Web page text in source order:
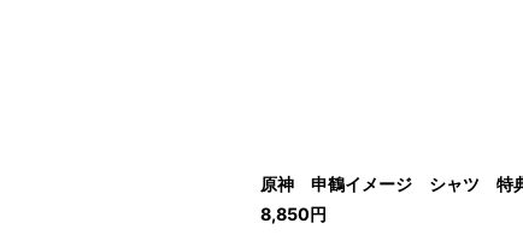
原神 申鶴イメージ シャツ 特
8,850円